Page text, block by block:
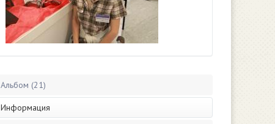
Альбом (21)
Информация